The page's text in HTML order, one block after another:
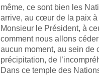
même, ce sont bien les
arrive, au cœur de la paix à
Monsieur le Président, à
comment nous allons
aucun moment, au sein de
précipitation, de
Dans ce temple des